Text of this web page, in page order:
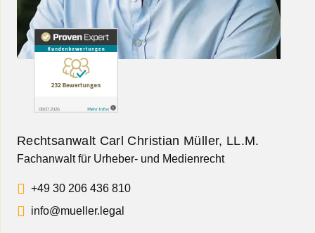
Rechtsanwalt Carl Christian Müller, LL.M.
Fachanwalt für Urheber- und Medienrecht
+49 30 206 436 810
info@mueller.legal